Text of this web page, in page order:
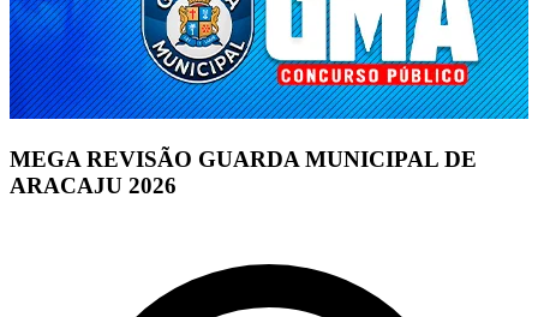
MEGA REVISÃO GUARDA MUNICIPAL DE
ARACAJU 2026